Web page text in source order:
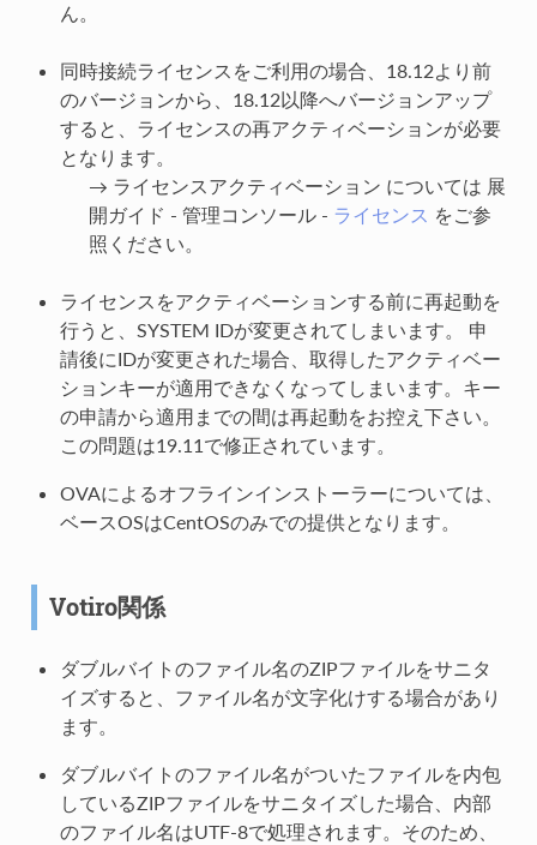
ん。
同時接続ライセンスをご利用の場合、18.12より前
のバージョンから、18.12以降へバージョンアップ
すると、ライセンスの再アクティベーションが必要
となります。
→ ライセンスアクティベーション については 展
開ガイド - 管理コンソール - ライセンス をご参
照ください。
ライセンスをアクティベーションする前に再起動を
行うと、SYSTEM IDが変更されてしまいます。 申
請後にIDが変更された場合、取得したアクティベー
ションキーが適用できなくなってしまいます。キー
の申請から適用までの間は再起動をお控え下さい。
この問題は19.11で修正されています。
OVAによるオフラインインストーラーについては、
ベースOSはCentOSのみでの提供となります。
Votiro関係
ダブルバイトのファイル名のZIPファイルをサニタ
イズすると、ファイル名が文字化けする場合があり
ます。
ダブルバイトのファイル名がついたファイルを内包
しているZIPファイルをサニタイズした場合、内部
のファイル名はUTF-8で処理されます。そのため、